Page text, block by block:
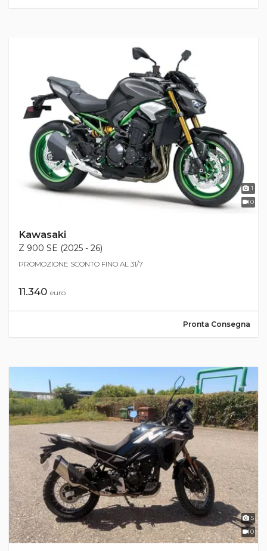
1
0
Kawasaki
Z 900 SE (2025 - 26)
PROMOZIONE SCONTO FINO AL 31/7
11.340 euro
Pronta Consegna
5
0